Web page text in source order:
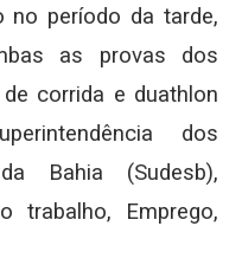
no período da tarde,
as provas dos
corrida e duathlon
dos
Bahia (Sudesb),
trabalho, Emprego,